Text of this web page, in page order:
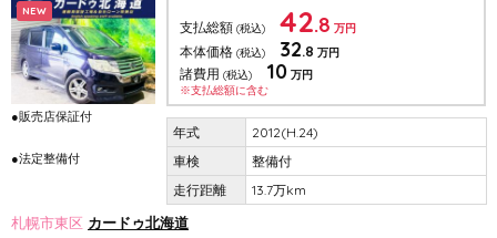
NEW
●販売店保証付
●法定整備付
支払総額 (税込) 42.8 万円
本体価格 (税込) 32.8 万円
諸費用 (税込) 10 万円
※支払総額に含む
2012(H.24)
整備付
13.7万km
札幌市東区 カードゥ北海道